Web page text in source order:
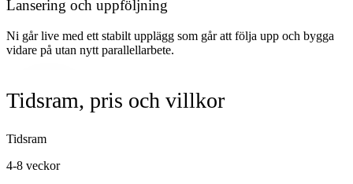
Lansering och uppföljning
Ni går live med ett stabilt upplägg som går att följa upp och bygga
vidare på utan nytt parallellarbete.
Tidsram, pris och villkor
Tidsram
4-8 veckor